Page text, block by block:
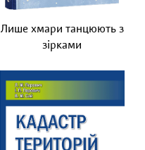
Лише хмари танцюють з
зірками